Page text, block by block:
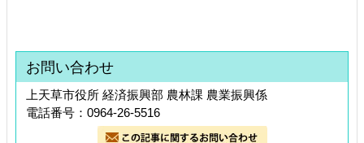
お問い合わせ
上天草市役所 経済振興部 農林課 農業振興係
電話番号：0964-26-5516